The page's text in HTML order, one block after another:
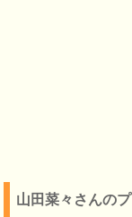
山田菜々さんの